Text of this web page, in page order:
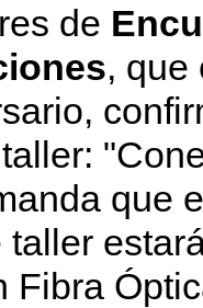
de
, que
que
Fibra